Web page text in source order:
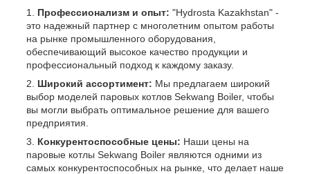
Профессионализм и опыт: "Hydrosta Kazakhstan" -
это надежный партнер с многолетним опытом работы
на рынке промышленного оборудования,
обеспечивающий высокое качество продукции и
профессиональный подход к каждому заказу.
Широкий ассортимент: Мы предлагаем широкий
выбор моделей паровых котлов Sekwang Boiler, чтобы
вы могли выбрать оптимальное решение для вашего
предприятия.
Конкурентоспособные цены: Наши цены на
паровые котлы Sekwang Boiler являются одними из
самых конкурентоспособных на рынке, что делает наше